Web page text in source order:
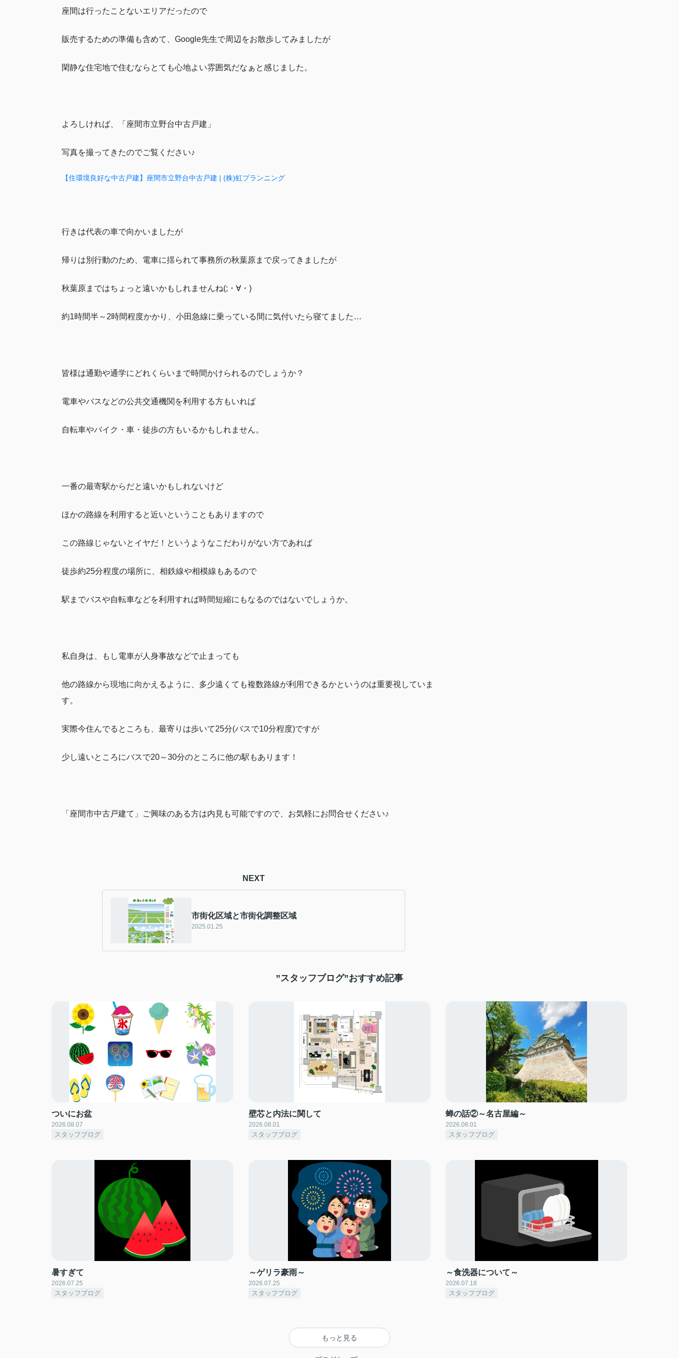
座間は行ったことないエリアだったので
販売するための準備も含めて、Google先生で周辺をお散歩してみましたが
閑静な住宅地で住むならとても心地よい雰囲気だなぁと感じました。
よろしければ、「座間市立野台中古戸建」
写真を撮ってきたのでご覧ください♪
【住環境良好な中古戸建】座間市立野台中古戸建 | (株)虹プランニング
行きは代表の車で向かいましたが
帰りは別行動のため、電車に揺られて事務所の秋葉原まで戻ってきましたが
秋葉原まではちょっと遠いかもしれませんね(;・∀・)
約1時間半～2時間程度かかり、小田急線に乗っている間に気付いたら寝てました…
皆様は通勤や通学にどれくらいまで時間かけられるのでしょうか？
電車やバスなどの公共交通機関を利用する方もいれば
自転車やバイク・車・徒歩の方もいるかもしれません。
一番の最寄駅からだと遠いかもしれないけど
ほかの路線を利用すると近いということもありますので
この路線じゃないとイヤだ！というようなこだわりがない方であれば
徒歩約25分程度の場所に、相鉄線や相模線もあるので
駅までバスや自転車などを利用すれば時間短縮にもなるのではないでしょうか。
私自身は、もし電車が人身事故などで止まっても
他の路線から現地に向かえるように、多少遠くても複数路線が利用できるかというのは重要視していま
す。
実際今住んでるところも、最寄りは歩いて25分(バスで10分程度)ですが
少し遠いところにバスで20～30分のところに他の駅もあります！
「座間市中古戸建て」ご興味のある方は内見も可能ですので、お気軽にお問合せください♪
NEXT
市街化区域と市街化調整区域
2025.01.25
”スタッフブログ”おすすめ記事
ついにお盆
2026.08.07
スタッフブログ
壁芯と内法に関して
2026.08.01
スタッフブログ
蝉の話②～名古屋編～
2026.08.01
スタッフブログ
暑すぎて
2026.07.25
スタッフブログ
～ゲリラ豪雨～
2026.07.25
スタッフブログ
～食洗器について～
2026.07.18
スタッフブログ
もっと見る